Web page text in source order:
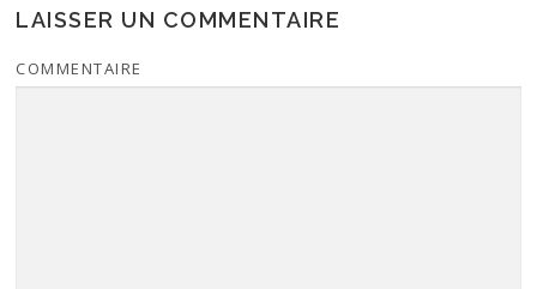
LAISSER UN COMMENTAIRE
COMMENTAIRE